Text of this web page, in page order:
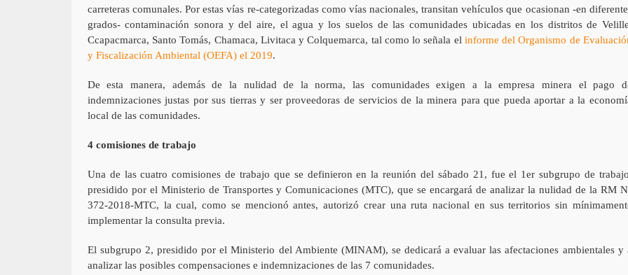
carreteras comunales. Por estas vías re-categorizadas como vías nacionales, transitan vehículos que ocasionan -en
grados- contaminación sonora y del aire, el agua y los suelos de las comunidades ubicadas en los distritos de
Ccapacmarca, Santo Tomás, Chamaca, Livitaca y Colquemarca, tal como lo señala el informe del Organismo de
y Fiscalización Ambiental (OEFA) el 2019.
De esta manera, además de la nulidad de la norma, las comunidades exigen a la empresa minera el pago
indemnizaciones justas por sus tierras y ser proveedoras de servicios de la minera para que pueda aportar a la
local de las comunidades.
4 comisiones de trabajo
Una de las cuatro comisiones de trabajo que se definieron en la reunión del sábado 21, fue el 1er subgrupo de
presidido por el Ministerio de Transportes y Comunicaciones (MTC), que se encargará de analizar la nulidad de la RM
372-2018-MTC, la cual, como se mencionó antes, autorizó crear una ruta nacional en sus territorios sin
implementar la consulta previa.
El subgrupo 2, presidido por el Ministerio del Ambiente (MINAM), se dedicará a evaluar las afectaciones ambientales y
analizar las posibles compensaciones e indemnizaciones de las 7 comunidades.